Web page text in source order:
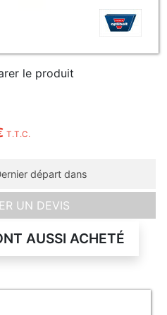
le produit
T.T.C.
départ dans
UN DEVIS
AUSSI ACHETÉ